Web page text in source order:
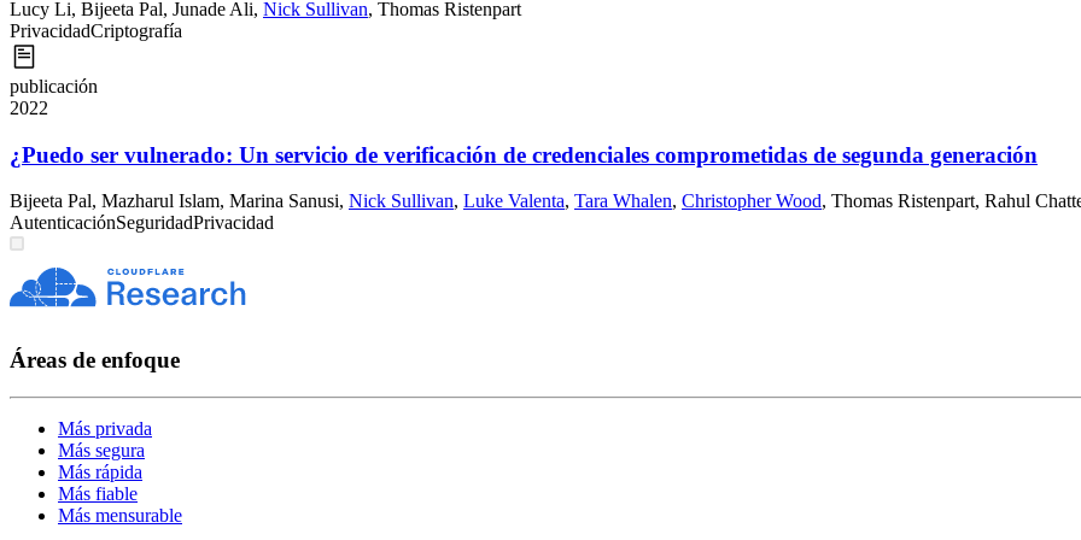
Lucy Li, Bijeeta Pal, Junade Ali, Nick Sullivan, Thomas Ristenpart
PrivacidadCriptografía
publicación
2022
¿Puedo ser vulnerado: Un servicio de verificación de credenciales comprometidas de segunda generación
Bijeeta Pal, Mazharul Islam, Marina Sanusi, Nick Sullivan, Luke Valenta, Tara Whalen, Christopher Wood, Thomas Ristenpart, Rahul
AutenticaciónSeguridadPrivacidad
Áreas de enfoque
Más privada
Más segura
Más rápida
Más fiable
Más mensurable